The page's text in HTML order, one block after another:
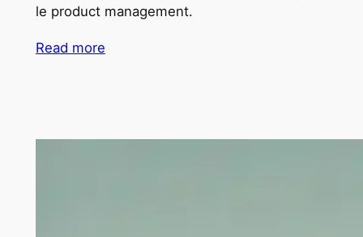
le product management.
Read more